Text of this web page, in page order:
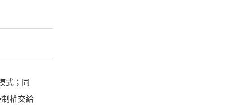
式；同
權交給